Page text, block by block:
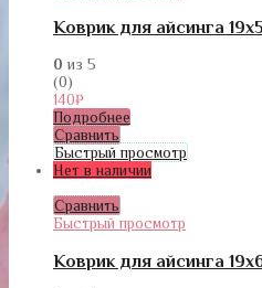
Коврик для айсинга
0 из 5
(0)
140₽
Подробнее
Сравнить
Быстрый просмотр
Нет в наличии
Сравнить
Быстрый просмотр
Коврик для айсинга